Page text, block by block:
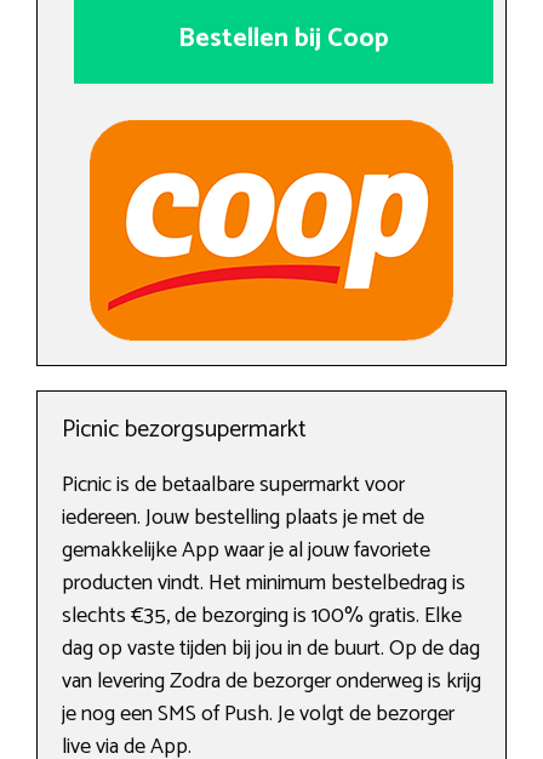
Bestellen bij Coop
Picnic bezorgsupermarkt
Picnic is de betaalbare supermarkt voor
iedereen. Jouw bestelling plaats je met de
gemakkelijke App waar je al jouw favoriete
producten vindt. Het minimum bestelbedrag is
slechts €35, de bezorging is 100% gratis. Elke
dag op vaste tijden bij jou in de buurt. Op de dag
van levering Zodra de bezorger onderweg is krijg
je nog een SMS of Push. Je volgt de bezorger
live via de App.